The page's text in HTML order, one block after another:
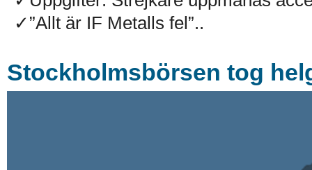
✓”Allt är IF Metalls fel”..
Stockholmsbörsen tog